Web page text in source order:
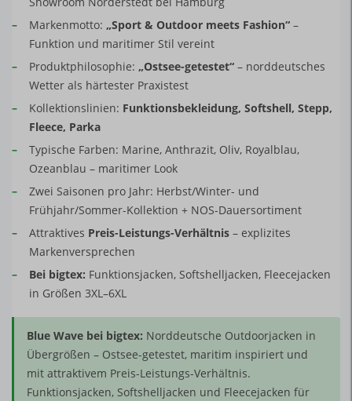
–
Markenmotto: „Sport & Outdoor meets Fashion“ –
Funktion und maritimer Stil vereint
–
Produktphilosophie: „Ostsee-getestet“ – norddeutsches
Wetter als härtester Praxistest
–
Kollektionslinien: Funktionsbekleidung, Softshell, Stepp,
Fleece, Parka
–
Typische Farben: Marine, Anthrazit, Oliv, Royalblau,
Ozeanblau – maritimer Look
–
Zwei Saisonen pro Jahr: Herbst/Winter- und
Frühjahr/Sommer-Kollektion + NOS-Dauersortiment
–
Attraktives Preis-Leistungs-Verhältnis – explizites
Markenversprechen
–
Bei bigtex: Funktionsjacken, Softshelljacken, Fleecejacken
in Größen 3XL–6XL
Blue Wave bei bigtex: Norddeutsche Outdoorjacken in
Übergrößen – Ostsee-getestet, maritim inspiriert und
mit attraktivem Preis-Leistungs-Verhältnis.
Funktionsjacken, Softshelljacken und Fleecejacken für